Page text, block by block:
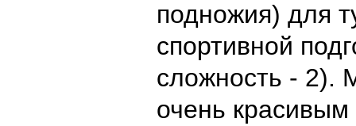
подножия) для
спортивной
сложность - 2).
очень